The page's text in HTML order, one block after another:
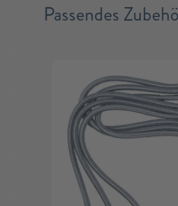
Passendes